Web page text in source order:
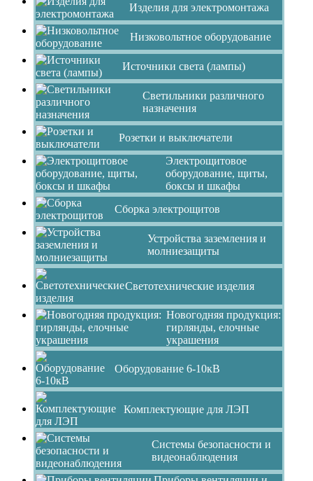
Изделия для электромонтажа
Низковольтное оборудование
Источники света (лампы)
Светильники различного
назначения
Розетки и выключатели
Электрощитовое
оборудование, щиты,
боксы и шкафы
Сборка электрощитов
Устройства заземления и
молниезащиты
Светотехнические изделия
Новогодняя продукция:
гирлянды, елочные
украшения
Оборудование 6-10кВ
Комплектующие для ЛЭП
Системы безопасности и
видеонаблюдения